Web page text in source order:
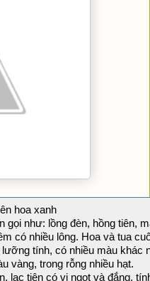
hoa xanh
gọi như: lồng đèn, hồng tiên,
có nhiều lông. Hoa và tua
tính, có nhiều màu khác
vàng, trong rỗng nhiều hạt.
lạc tiên có vị ngọt và đắng,